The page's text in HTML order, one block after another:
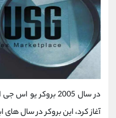
در سال 2005 بروکر یو اس جی اف ایکس کار خود را در
آغاز کرد، این بروکر در سال